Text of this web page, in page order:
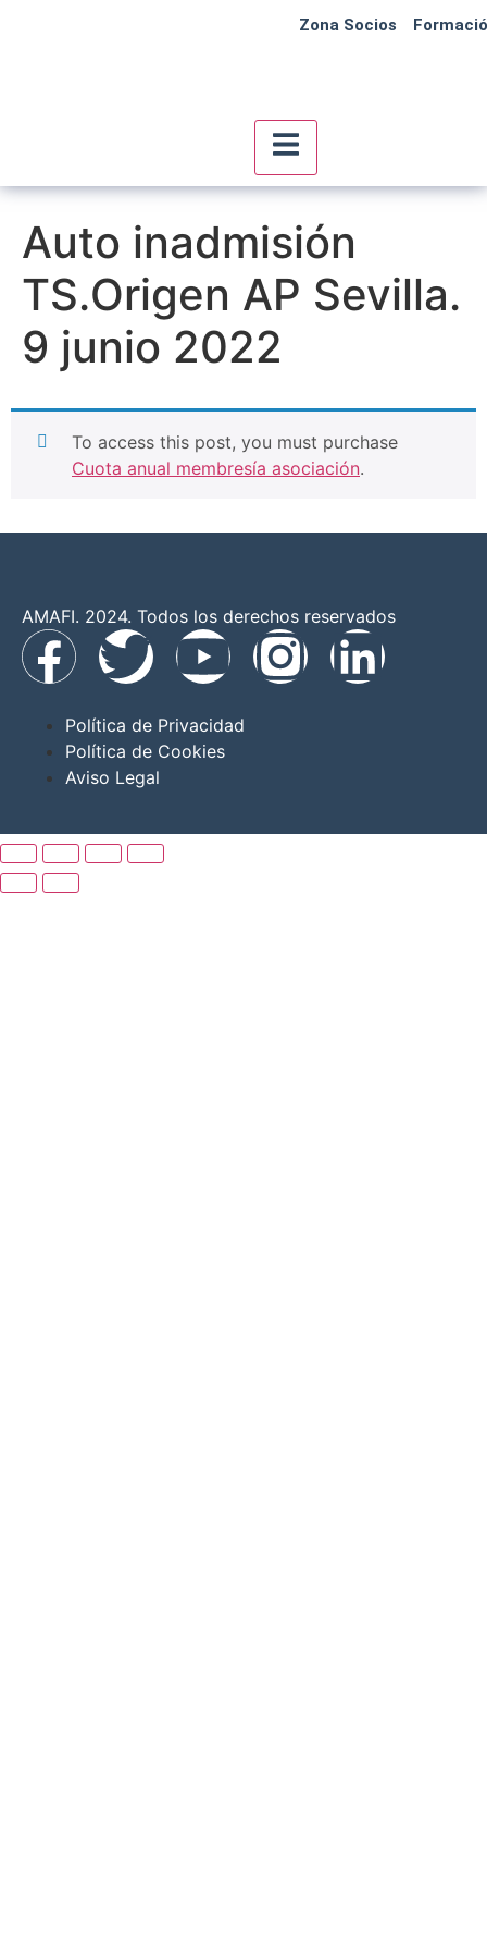
Zona Socios
Menú conmutador
Auto inadmisión
TS.Origen AP Sevilla.
9 junio 2022
To access this post, you must purchase
Cuota anual membresía asociación.
AMAFI. 2024. Todos los derechos reservados
Política de Privacidad
Política de Cookies
Aviso Legal